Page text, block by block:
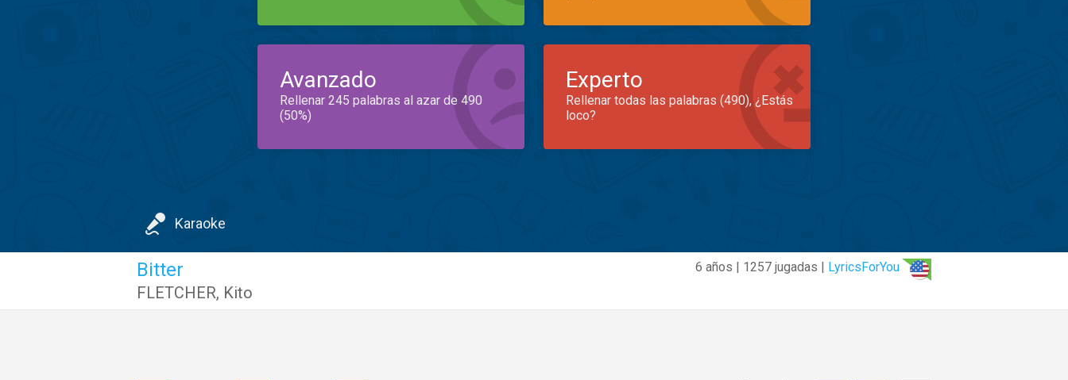
Avanzado
Rellenar 245 palabras al azar de 490
(50%)
Experto
Rellenar todas las palabras (490), ¿Estás
loco?
Karaoke
6 años | 1257 jugadas | LyricsForYou
Bitter
FLETCHER, Kito